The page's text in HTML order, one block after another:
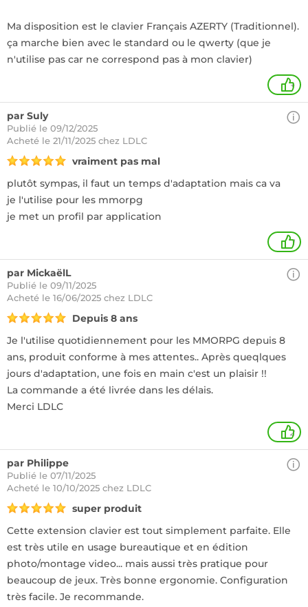
Ma disposition est le clavier Français AZERTY (Traditionnel).
ça marche bien avec le standard ou le qwerty (que je
n'utilise pas car ne correspond pas à mon clavier)
+
par Suly
Publié le 09/12/2025
Acheté le 21/11/2025 chez LDLC
vraiment pas mal
plutôt sympas, il faut un temps d'adaptation mais ca va
je l'utilise pour les mmorpg
je met un profil par application
1
par MickaëlL
Publié le 09/11/2025
Acheté le 16/06/2025 chez LDLC
Depuis 8 ans
Je l'utilise quotidiennement pour les MMORPG depuis 8
ans, produit conforme à mes attentes.. Après queqlques
jours d'adaptation, une fois en main c'est un plaisir !!
La commande a été livrée dans les délais.
Merci LDLC
2
par Philippe
Publié le 07/11/2025
Acheté le 10/10/2025 chez LDLC
super produit
Cette extension clavier est tout simplement parfaite. Elle
est très utile en usage bureautique et en édition
photo/montage video... mais aussi très pratique pour
beaucoup de jeux. Très bonne ergonomie. Configuration
très facile. Je recommande.